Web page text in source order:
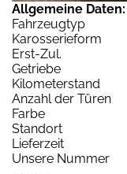
Allgemeine Daten:
Fahrzeugtyp
Karosserieform
Erst-Zul.
Getriebe
Kilometerstand
Anzahl der Türen
Farbe
Standort
Lieferzeit
Unsere Nummer